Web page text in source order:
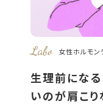
Labo 女性ホルモン
生理前になる
いのが肩こり